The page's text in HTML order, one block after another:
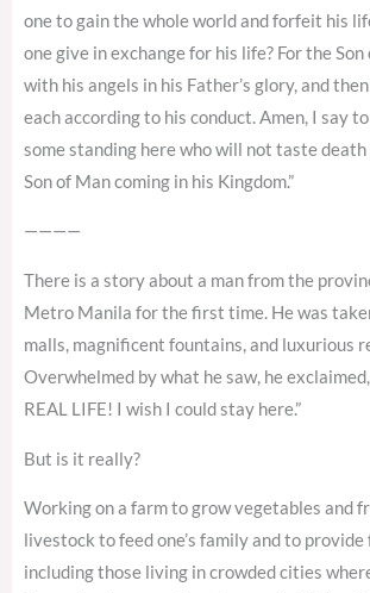
one to gain the whole world and forfeit his
one give in exchange for his life? For the
with his angels in his Father’s glory, and
each according to his conduct. Amen, I say
some standing here who will not taste
Son of Man coming in his Kingdom.”
————
There is a story about a man from the
Metro Manila for the first time. He was
malls, magnificent fountains, and luxurious
Overwhelmed by what he saw, he
REAL LIFE! I wish I could stay here.”
But is it really?
Working on a farm to grow vegetables and
livestock to feed one’s family and to
including those living in crowded cities